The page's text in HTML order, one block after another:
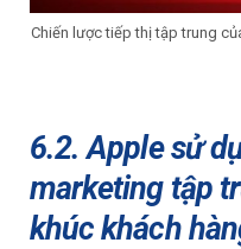
Chiến lược tiếp thị tập trung
6.2. Apple sử
marketing tập
khúc khách